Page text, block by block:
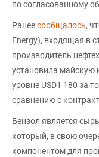
по согласованному
Ранеесообщалось,
Energy), входящая в
производитель
установила майскую
уровне USD1 180 за
сравнению с
Бензол является
который, в свою
компонентом для